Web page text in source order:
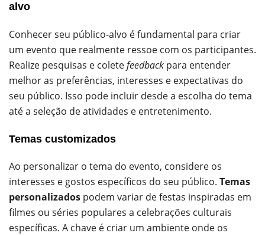
alvo
Conhecer seu público-alvo é fundamental para criar
um evento que realmente ressoe com os participantes.
Realize pesquisas e coletefeedback para entender
melhor as preferências, interesses e expectativas do
seu público. Isso pode incluir desde a escolha do tema
até a seleção de atividades e entretenimento.
Temas customizados
Ao personalizar o tema do evento, considere os
interesses e gostos específicos do seu público. Temas
personalizados podem variar de festas inspiradas em
filmes ou séries populares a celebrações culturais
específicas. A chave é criar um ambiente onde os